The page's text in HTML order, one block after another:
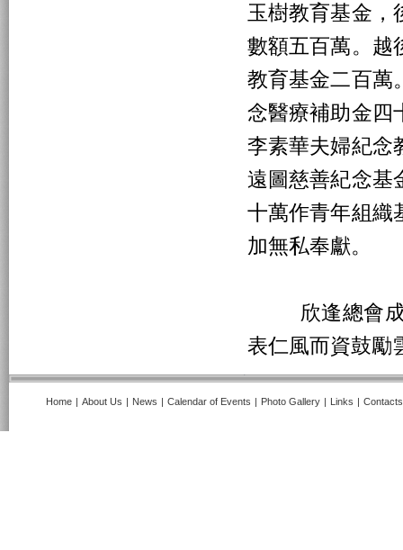
玉樹教育基金，
數額五百萬。越
教育基金二百萬
念醫療補助金四
李素華夫婦紀念
遠圖慈善紀念基
十萬作青年組織
加無私奉獻。
欣逢總會成立
表仁風而資鼓勵
Home | About Us | News | Calendar of Events | Photo Gallery | Links | Contacts